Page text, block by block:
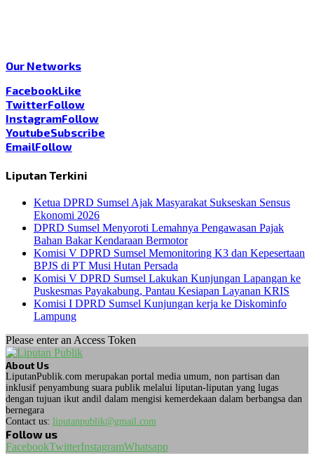
Our Networks
FacebookLike
TwitterFollow
InstagramFollow
YoutubeSubscribe
EmailFollow
Liputan Terkini
Ketua DPRD Sumsel Ajak Masyarakat Sukseskan Sensus
Ekonomi 2026
DPRD Sumsel Menyoroti Lemahnya Pengawasan Pajak
Bahan Bakar Kendaraan Bermotor
Komisi V DPRD Sumsel Memonitoring K3 dan Kepesertaan
BPJS di PT Musi Hutan Persada
Komisi V DPRD Sumsel Lakukan Kunjungan Lapangan ke
Puskesmas Payakabung, Pantau Kesiapan Layanan KRIS
Komisi I DPRD Sumsel Kunjungan kerja ke Diskominfo
Lampung
Please enter an Access Token
About Us
LiputanPublik.com merupakan portal media umum, non partisan dan
inklusif penyambung suara publik melalui liputan-liputan yang lugas
dengan tujuan ikut andil dalam mengisi kemerdekaan dalam berbangsa dan
bernegara
Contact us: liputanpublik@gmail.com
Follow us
FacebookTwitterInstagramWhatsapp